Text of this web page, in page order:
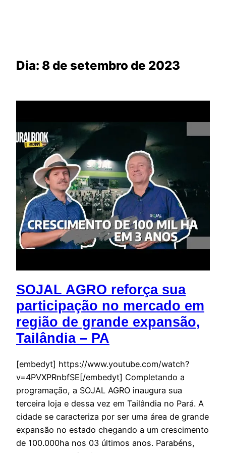
Dia: 8 de setembro de 2023
SOJAL AGRO reforça sua
participação no mercado em
região de grande expansão,
Tailândia – PA
[embedyt] https://www.youtube.com/watch?
v=4PVXPRnbfSE[/embedyt] Completando a
programação, a SOJAL AGRO inaugura sua
terceira loja e dessa vez em Tailândia no Pará. A
cidade se caracteriza por ser uma área de grande
expansão no estado chegando a um crescimento
de 100.000ha nos 03 últimos anos. Parabéns,